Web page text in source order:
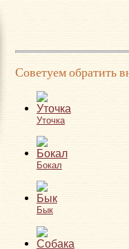
Советуем обратить
Уточка
Бокал
Бык